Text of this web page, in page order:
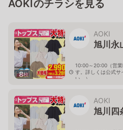
AOKIのチラシを見る
8枚
AOKI
旭川永
10:00～20:00（営
す。詳しくは公式サ
い。）
AOKI
旭川四